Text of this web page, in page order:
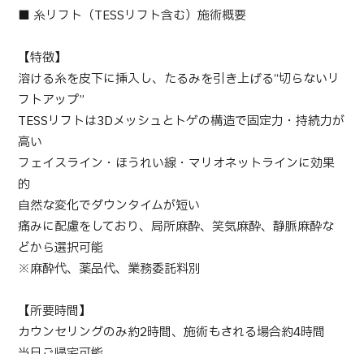
日本の医療について
受診の流れ
医療プログラム検索
部位・疾病で探す
治療方法で探す
美容医療を探す
コンテンツピックアップ
お知らせ
医療機関の方へ
■ 糸リフト（TESSリフト含む）施術概要
【特徴】
溶ける糸を皮下に挿入し、たるみを引き上げる“切らないリ
フトアップ”
TESSリフトは3Dメッシュとトゲの構造で固定力・持続力が
高い
フェイスライン・ほうれい線・マリオネットラインに効果
的
自然な変化でダウンタイムが短い
痛みに配慮をしており、局所麻酔、笑気麻酔、静脈麻酔な
どから選択可能
※麻酔代、薬品代、業務委託料別
【所要時間】
カウンセリングのみ約2時間、施術もされる場合約4時間